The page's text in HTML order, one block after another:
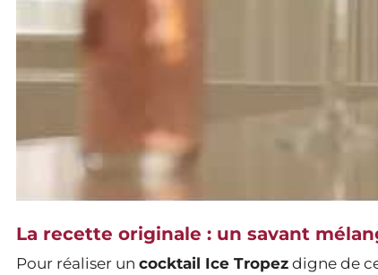
La recette originale : un savant
Pour réaliser un cocktail Ice Tropez digne de